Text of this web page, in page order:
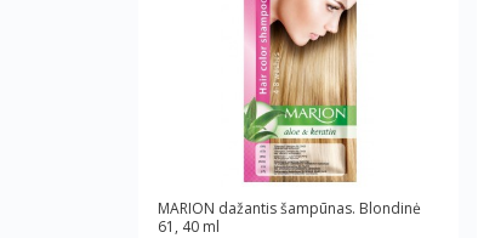
MARION dažantis šampūnas. Blondinė
61, 40 ml